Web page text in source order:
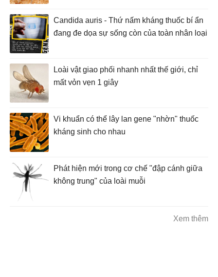
Candida auris - Thứ nấm kháng thuốc bí ẩn
đang đe dọa sự sống còn của toàn nhân loại
Loài vật giao phối nhanh nhất thế giới, chỉ
mất vỏn vẹn 1 giây
Vi khuẩn có thể lây lan gene "nhờn" thuốc
kháng sinh cho nhau
Phát hiện mới trong cơ chế "đập cánh giữa
không trung" của loài muỗi
Xem thêm